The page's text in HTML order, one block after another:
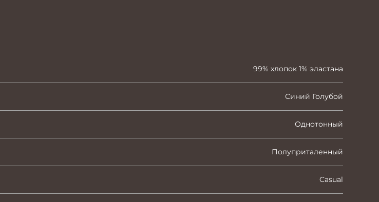
99% хлопок 1% эластана
Синий Голубой
Однотонный
Полуприталенный
Casual